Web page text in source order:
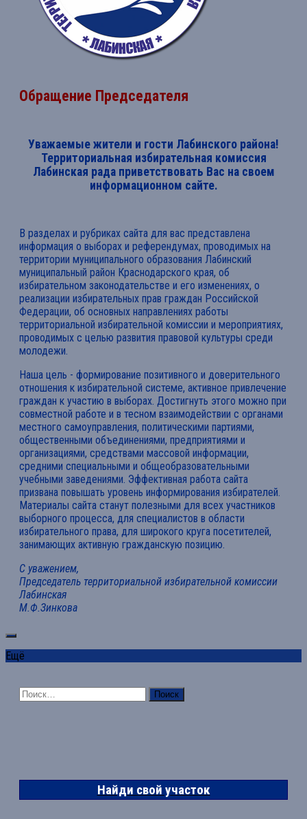
Обращение Председателя
Уважаемые жители и гости Лабинского района!
Территориальная избирательная комиссия
Лабинская рада приветствовать Вас на своем
информационном сайте.
В разделах и рубриках сайта для вас представлена
информация о выборах и референдумах, проводимых на
территории муниципального образования Лабинский
муниципальный район Краснодарского края, об
избирательном законодательстве и его изменениях, о
реализации избирательных прав граждан Российской
Федерации, об основных направлениях работы
территориальной избирательной комиссии и мероприятиях,
проводимых с целью развития правовой культуры среди
молодежи.
Наша цель - формирование позитивного и доверительного
отношения к избирательной системе, активное привлечение
граждан к участию в выборах. Достигнуть этого можно при
совместной работе и в тесном взаимодействии с органами
местного самоуправления, политическими партиями,
общественными объединениями, предприятиями и
организациями, средствами массовой информации,
средними специальными и общеобразовательными
учебными заведениями. Эффективная работа сайта
призвана повышать уровень информирования избирателей.
Материалы сайта станут полезными для всех участников
выборного процесса, для специалистов в области
избирательного права, для широкого круга посетителей,
занимающих активную гражданскую позицию.
С уважением,
Председатель территориальной избирательной комиссии
Лабинская
М.Ф.Зинкова
Ещё
Найти:
Найди свой участок